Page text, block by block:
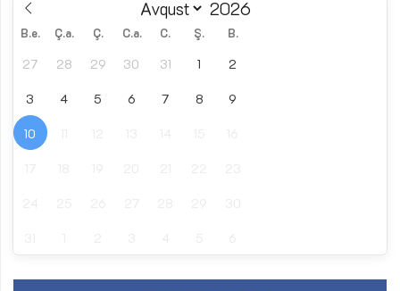
B.e. Ç.a. Ç. C.a. C. Ş. B.
27 28 29 30 31 1 2
3 4 5 6 7 8 9
10